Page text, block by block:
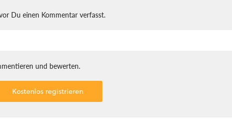
Du einen Kommentar verfasst.
und bewerten.
Kostenlos registrieren